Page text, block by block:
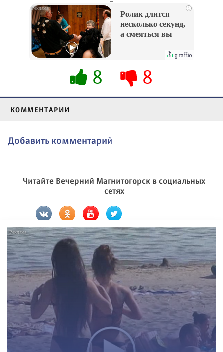
i
Ролик длится
несколько секунд,
а смеяться вы
8 8
КОММЕНТАРИИ
Добавить комментарий
Читайте Вечерний Магнитогорск в социальных
сетях